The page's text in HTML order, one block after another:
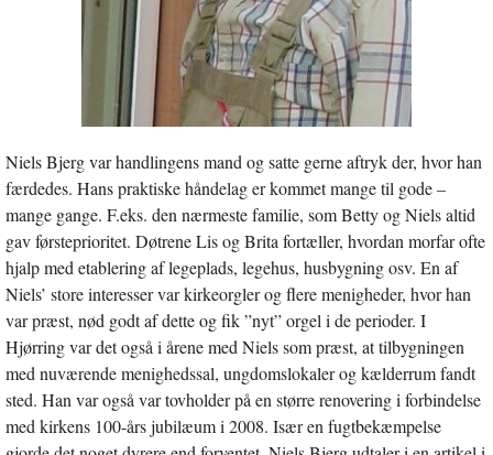
Niels Bjerg var handlingens mand og satte gerne aftryk der, hvor han
færdedes. Hans praktiske håndelag er kommet mange til gode –
mange gange. F.eks. den nærmeste familie, som Betty og Niels altid
gav førsteprioritet. Døtrene Lis og Brita fortæller, hvordan morfar ofte
hjalp med etablering af legeplads, legehus, husbygning osv. En af
Niels’ store interesser var kirkeorgler og flere menigheder, hvor han
var præst, nød godt af dette og fik ”nyt” orgel i de perioder. I
Hjørring var det også i årene med Niels som præst, at tilbygningen
med nuværende menighedssal, ungdomslokaler og kælderrum fandt
sted. Han var også var tovholder på en større renovering i forbindelse
med kirkens 100-års jubilæum i 2008. Især en fugtbekæmpelse